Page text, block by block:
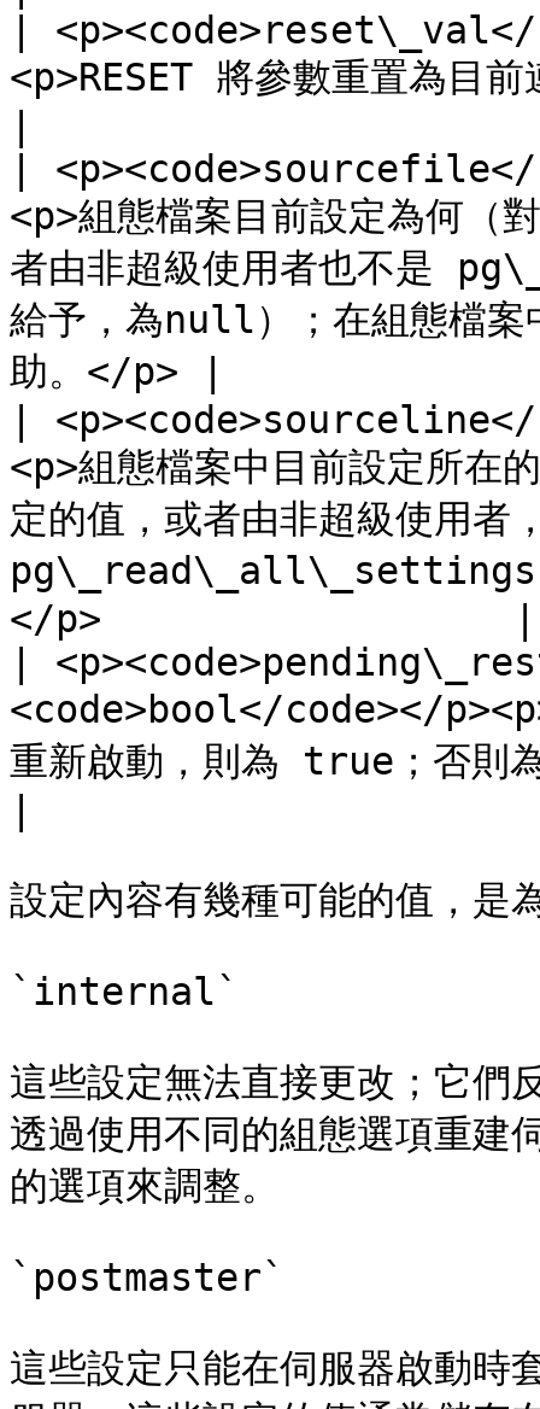
|
<p>RESET 將參數重置為目
|
<p>組態檔案目前設定為何（
者由非超級使用者也不是
給予，為null）；在組態檔
助。</p> |
|
<p>組態檔案中目前設定所在
定的值，或者由非超級使用者
pg\_read\_all\_settings
</p>                  |
|
<code>bool</code></
重新啟動，則為 true；否
設定內容有幾種可能的值，是
`internal`
這些設定無法直接更改；它們
透過使用不同的組態選項重
的選項來調整。
`postmaster`
這些設定只能在伺服器啟動時